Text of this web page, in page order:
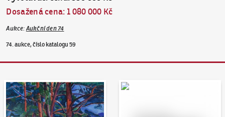
Dosažená cena: 1 080 000 Kč
Aukce: Aukční den 74
74. aukce, číslo katalogu 59
Aukční den 95 Dražit online - Artslimit